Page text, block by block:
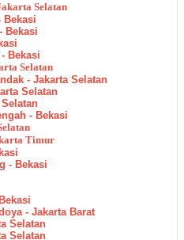
Selatan
Bekasi
Bekasi
Bekasi
Selatan
- Jakarta Selatan
Selatan
- Bekasi
Timur
- Bekasi
- Jakarta Barat
Selatan
Selatan